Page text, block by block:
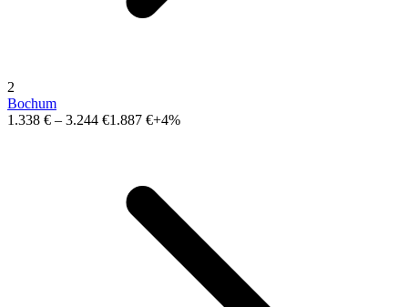
2
Bochum
1.338 € – 3.244 €1.887 €+4%